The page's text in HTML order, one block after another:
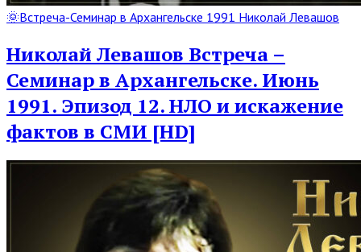
Read
Post
🌞Встреча-Семинар в Архангельске 1991 Николай Левашов
Николай Левашов Встреча –
Семинар в Архангельске. Июнь
1991. Эпизод 12. НЛО и искажение
фактов в СМИ [HD]